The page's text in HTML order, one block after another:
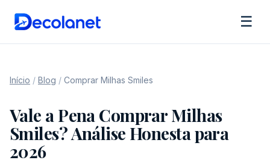
☰
Início / Blog / Comprar Milhas Smiles
Vale a Pena Comprar Milhas
Smiles? Análise Honesta para
2026